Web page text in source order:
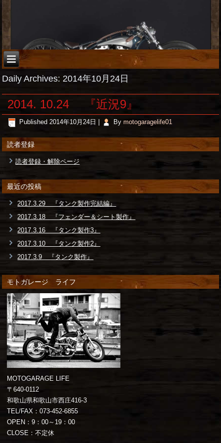
Daily Archives:2014年10月24日
2014. 10.24 『近況9』
Published 2014年10月24日 By motogaragelife01
読者登録
読者登録・解除ページ
最近の投稿
2017.3.29 『タンク製作完結編』
2017.3.18 『フェンダー＆シート製作』
2017.3.16 『タンク製作3』
2017.3.10 『タンク製作2』
2017.3.9 『タンク製作』
モトガレージ ライフ
MOTOGARAGE LIFE
〒640-0112
和歌山県和歌山市西庄416-3
TEL/FAX：073-452-6855
OPEN：9：00～19：00
CLOSE：不定休